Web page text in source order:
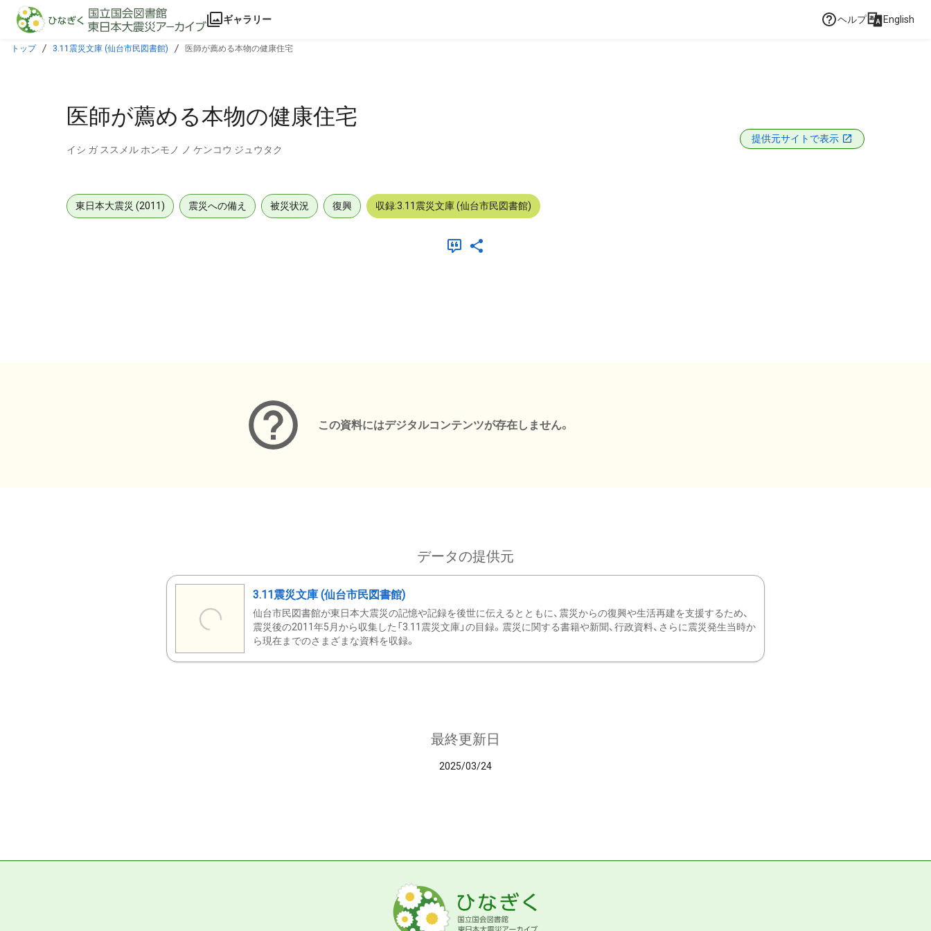
本文に飛ぶ
ギャラリー ヘルプ English
トップ 3.11震災文庫 (仙台市民図書館) 医師が薦める本物の健康住宅
医師が薦める本物の健康住宅
イシ ガ ススメル ホンモノ ノ ケンコウ ジュウタク
提供元サイトで表示
東日本大震災 (2011) 震災への備え 被災状況 復興 収録:3.11震災文庫 (仙台市民図書館)
この資料にはデジタルコンテンツが存在しません。
データの提供元
3.11震災文庫 (仙台市民図書館)
仙台市民図書館が東日本大震災の記憶や記録を後世に伝えるとともに、震災からの復興や生活再建を支援するため、
震災後の2011年5月から収集した「3.11震災文庫」の目録。震災に関する書籍や新聞、行政資料、さらに震災発生当時か
ら現在までのさまざまな資料を収録。
最終更新日
2025/03/24